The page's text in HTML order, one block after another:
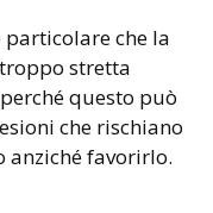
che la
stretta
questo può
che rischiano
anziché favorirlo.